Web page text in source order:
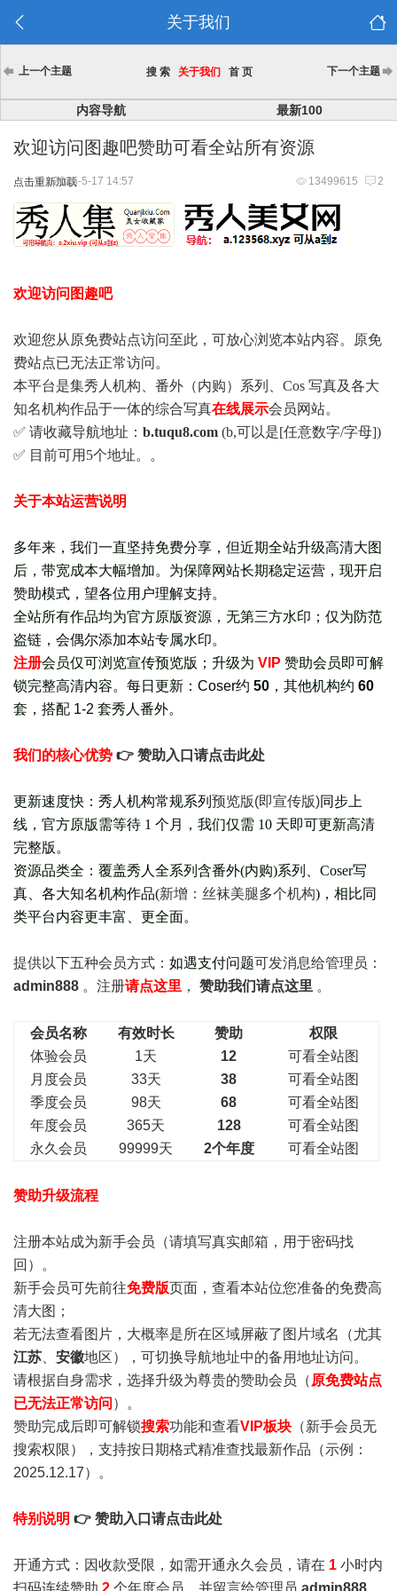
关于我们
上一个主题 搜 索 关于我们 首 页 下一个主题
内容导航 最新100
欢迎访问图趣吧赞助可看全站所有资源
点击重新加载 13499615 2
2025-5-17 14:57
欢迎访问图趣吧
欢迎您从原免费站点访问至此，可放心浏览本站内容。原免
费站点已无法正常访问。
本平台是集秀人机构、番外（内购）系列、Cos 写真及各大
知名机构作品于一体的综合写真在线展示会员网站。
✅ 请收藏导航地址： b.tuqu8.com (b,可以是[任意数字/字母])
✅ 目前可用5个地址。。
关于本站运营说明
多年来，我们一直坚持免费分享，但近期全站升级高清大图
后，带宽成本大幅增加。为保障网站长期稳定运营，现开启
赞助模式，望各位用户理解支持。
全站所有作品均为官方原版资源，无第三方水印；仅为防范
盗链，会偶尔添加本站专属水印。
注册会员仅可浏览宣传预览版 ； 升级为 VIP 赞助会员即可解
锁完整高清内容。每日更新： Coser约 50 ，其他机构约 60
套， 搭配 1-2 套秀人番外。
我们的核心优势 👉 赞助入口请点击此处
更新速度快：秀人机构常规系列 预览版(即宣传版)同步上
线，官方原版需等待 1 个月，我们仅需 10 天即可更新高清
完整版。
资源品类全：覆盖秀人全系列含番外(内购)系列、Coser写
真、各大知名机构作品(新增：丝袜美腿多个机构)，相比同
类平台内容更丰富、更全面。
提供以下五种会员方式： 如遇支付问题可发消息给管理员：
admin888 。注册请点这里 ， 赞助我们请点这里 。
会员名称 有效时长 赞助
权限
体验会员
1天 12
可看全站图
月度会员
33天 38
可看全站图
季度会员
98天 68
可看全站图
年度会员
365天 128
可看全站图
永久会员
99999天 2个年度 可看全站图
赞助升级流程
注册本站成为新手会员 （请填写真实邮箱，用于密码找
回）。
新手会员可先前往免费版页面，查看本站位您准备的免费高
清大图；
若无法查看图片，大概率是所在区域屏蔽了图片域名（尤其
江苏
安徽地区），可切换导航地址中的备用地址访问。
请根据自身需求，选择升级为尊贵的赞助会员（ 原免费站点
已无法正常访问 ）。
赞助完成后即可解锁搜索功能和查看VIP板块 （新手会员无
搜索权限），支持按日期格式精准查找最新作品（示例：
2025.12.17）。
特别说明 👉 赞助入口请点击此处
开通方式：因收款受限，如需开通永久会员，请在 1 小时内
扫码连续赞助 2 个年度会员，并留言给管理员 admin888